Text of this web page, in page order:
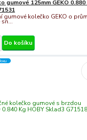
gumové 125mm GEKO 0.880
gumové kolečko GEKO o
Do košíku